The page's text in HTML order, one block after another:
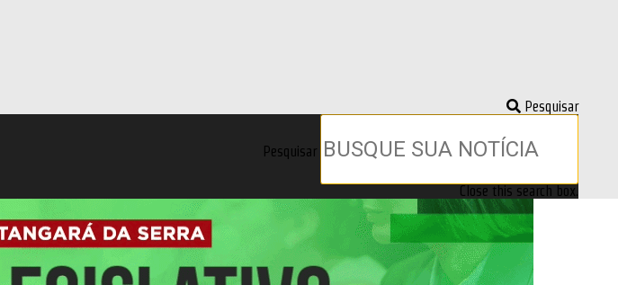
Pesquisar
Pesquisar
Close this search box.